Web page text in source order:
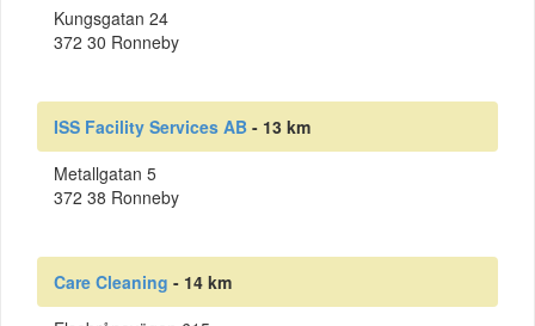
Kungsgatan 24
372 30 Ronneby
ISS Facility Services AB - 13 km
Metallgatan 5
372 38 Ronneby
Care Cleaning - 14 km